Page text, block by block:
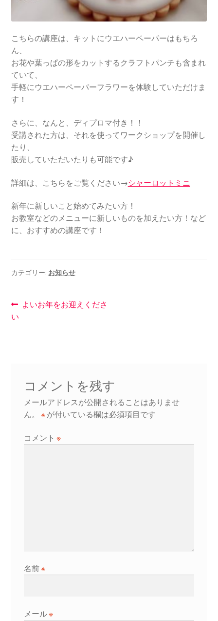
こちらの講座は、キットにウエハーペーパーはもちろ
ん、
お花や葉っぱの形をカットするクラフトパンチも含まれ
ていて、
手軽にウエハーペーパーフラワーを体験していただけま
す！
さらに、なんと、ディプロマ付き！！
受講された方は、それを使ってワークショップを開催し
たり、
販売していただいたりも可能です♪
詳細は、こちらをご覧ください→シャーロットミニ
新年に新しいこと始めてみたい方！
お教室などのメニューに新しいものを加えたい方！など
に、おすすめの講座です！
カテゴリー: お知らせ
投
稿
ゲ
ー
シ
ョ
前
よいお年をお迎えくださ
い
コメントを残す
メールアドレスが公開されることはありませ
ん。
※が付いている欄は必須項目です
コメント ※
名前※
メール※